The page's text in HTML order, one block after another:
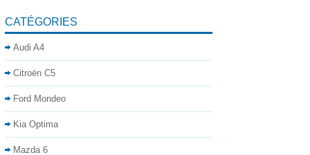
CATÉGORIES
Audi A4
Citroën C5
Ford Mondeo
Kia Optima
Mazda 6